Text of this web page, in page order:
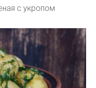
с укропом